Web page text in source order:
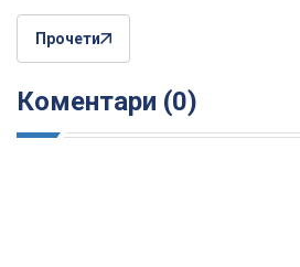
Прочети
Коментари (0)